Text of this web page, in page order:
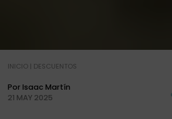
INICIO| DESCUENTOS
Por Isaac Martín
21 MAY 2025